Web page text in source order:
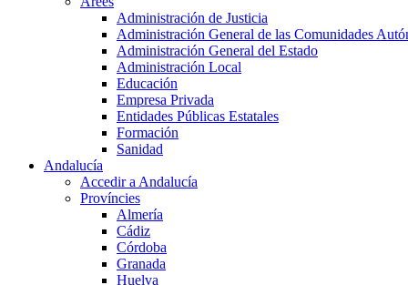
Administración de Justicia
Administración General de las Comunidades
Administración General del Estado
Administración Local
Educación
Empresa Privada
Entidades Públicas Estatales
Formación
Sanidad
Andalucía
Accedir a Andalucía
Províncies
Almería
Cádiz
Córdoba
Granada
Huelva